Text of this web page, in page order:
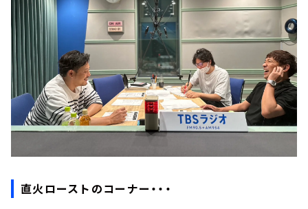
直火ローストのコーナー・・・